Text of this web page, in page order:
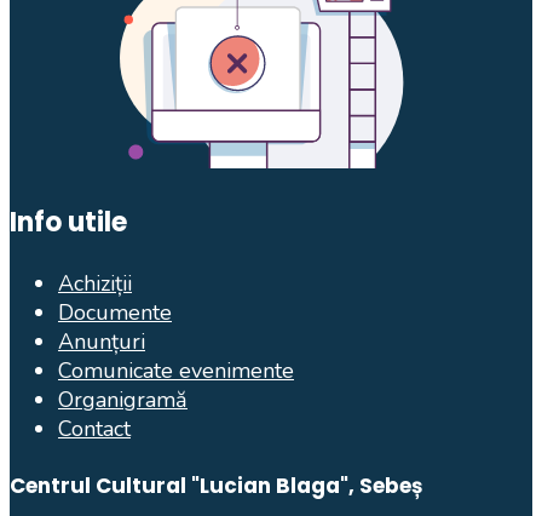
Info utile
Achiziții
Documente
Anunțuri
Comunicate evenimente
Organigramă
Contact
Centrul Cultural "Lucian Blaga", Sebeș